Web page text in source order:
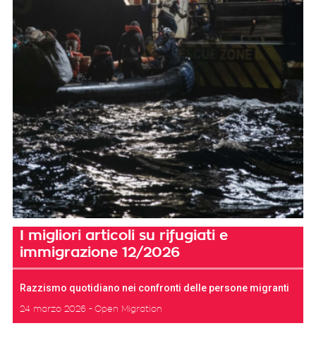
I migliori articoli su rifugiati e
immigrazione 12/2026
Razzismo quotidiano nei confronti delle persone migranti
24 marzo 2026 Open Migration